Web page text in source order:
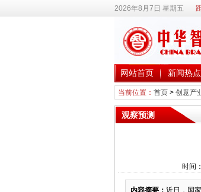
2026年8月7日 星期五
网站首页 新闻热点
当前位置： 首页> 创意产
观察预测
时间
内容摘要： 近日，国